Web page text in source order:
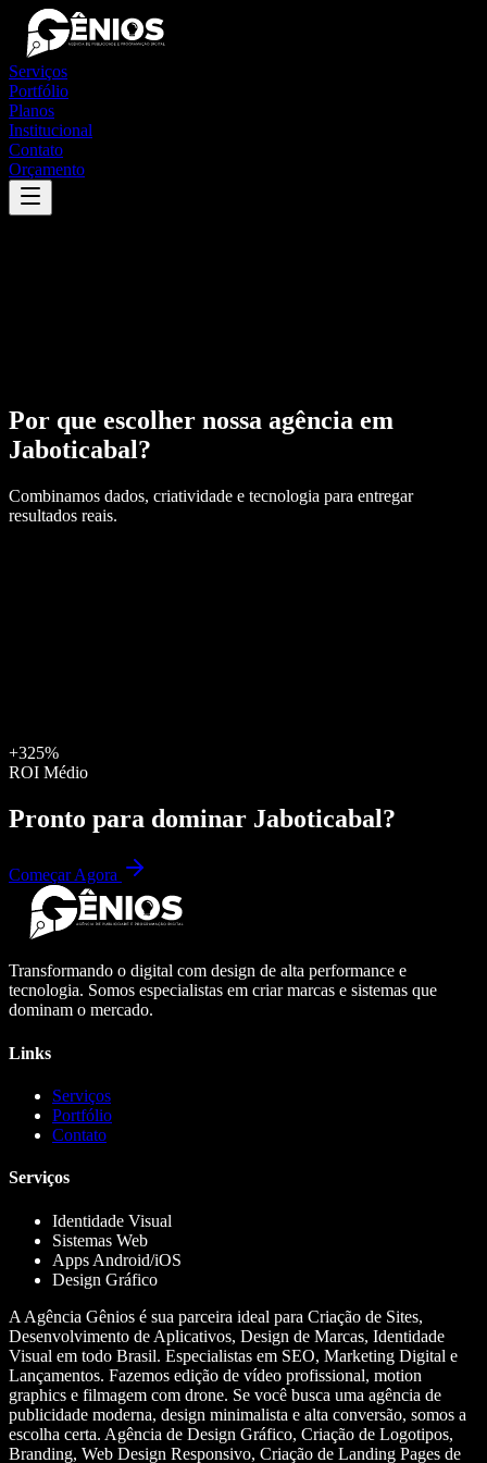
Serviços
Portfólio
Planos
Institucional
Contato
Orçamento
Por que escolher nossa agência em
Jaboticabal?
Combinamos dados, criatividade e tecnologia para entregar
resultados reais.
+325%
ROI Médio
Pronto para dominar Jaboticabal?
Começar Agora
Transformando o digital com design de alta performance e
tecnologia. Somos especialistas em criar marcas e sistemas que
dominam o mercado.
Links
Serviços
Portfólio
Contato
Serviços
Identidade Visual
Sistemas Web
Apps Android/iOS
Design Gráfico
A Agência Gênios é sua parceira ideal para Criação de Sites,
Desenvolvimento de Aplicativos, Design de Marcas, Identidade
Visual em todo Brasil. Especialistas em SEO, Marketing Digital e
Lançamentos. Fazemos edição de vídeo profissional, motion
graphics e filmagem com drone. Se você busca uma agência de
publicidade moderna, design minimalista e alta conversão, somos a
escolha certa. Agência de Design Gráfico, Criação de Logotipos,
Branding, Web Design Responsivo, Criação de Landing Pages de